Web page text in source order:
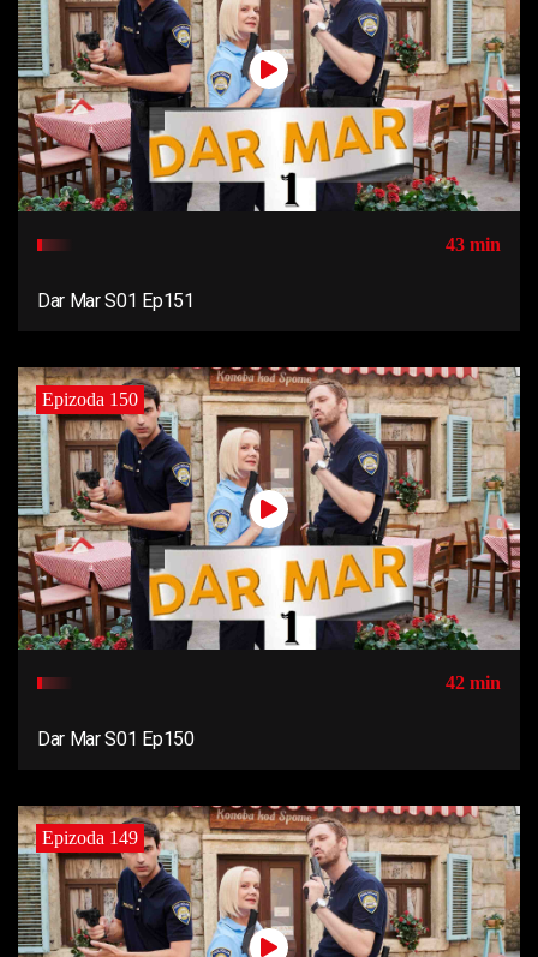
43 min
Dar Mar S01 Ep151
Epizoda 150
42 min
Dar Mar S01 Ep150
Epizoda 149